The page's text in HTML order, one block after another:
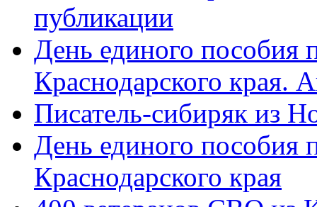
публикации
День единого пособия
Краснодарского края.
Писатель-сибиряк из
День единого пособия
Краснодарского края